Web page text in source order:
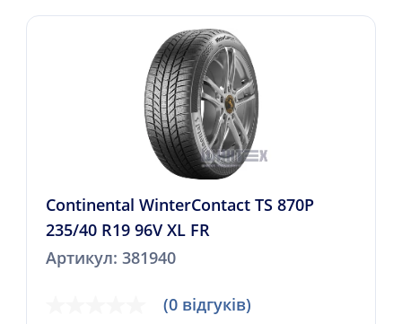
Continental WinterContact TS 870P
235/40 R19 96V XL FR
Артикул: 381940
(0 відгуків)